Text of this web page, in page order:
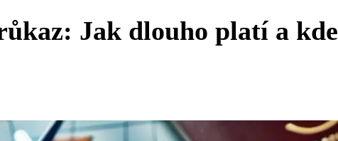
Jak dlouho platí a kde